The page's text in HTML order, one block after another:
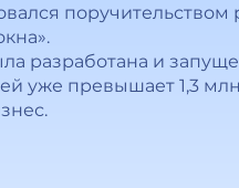
разработана и
уже превышает 1,3